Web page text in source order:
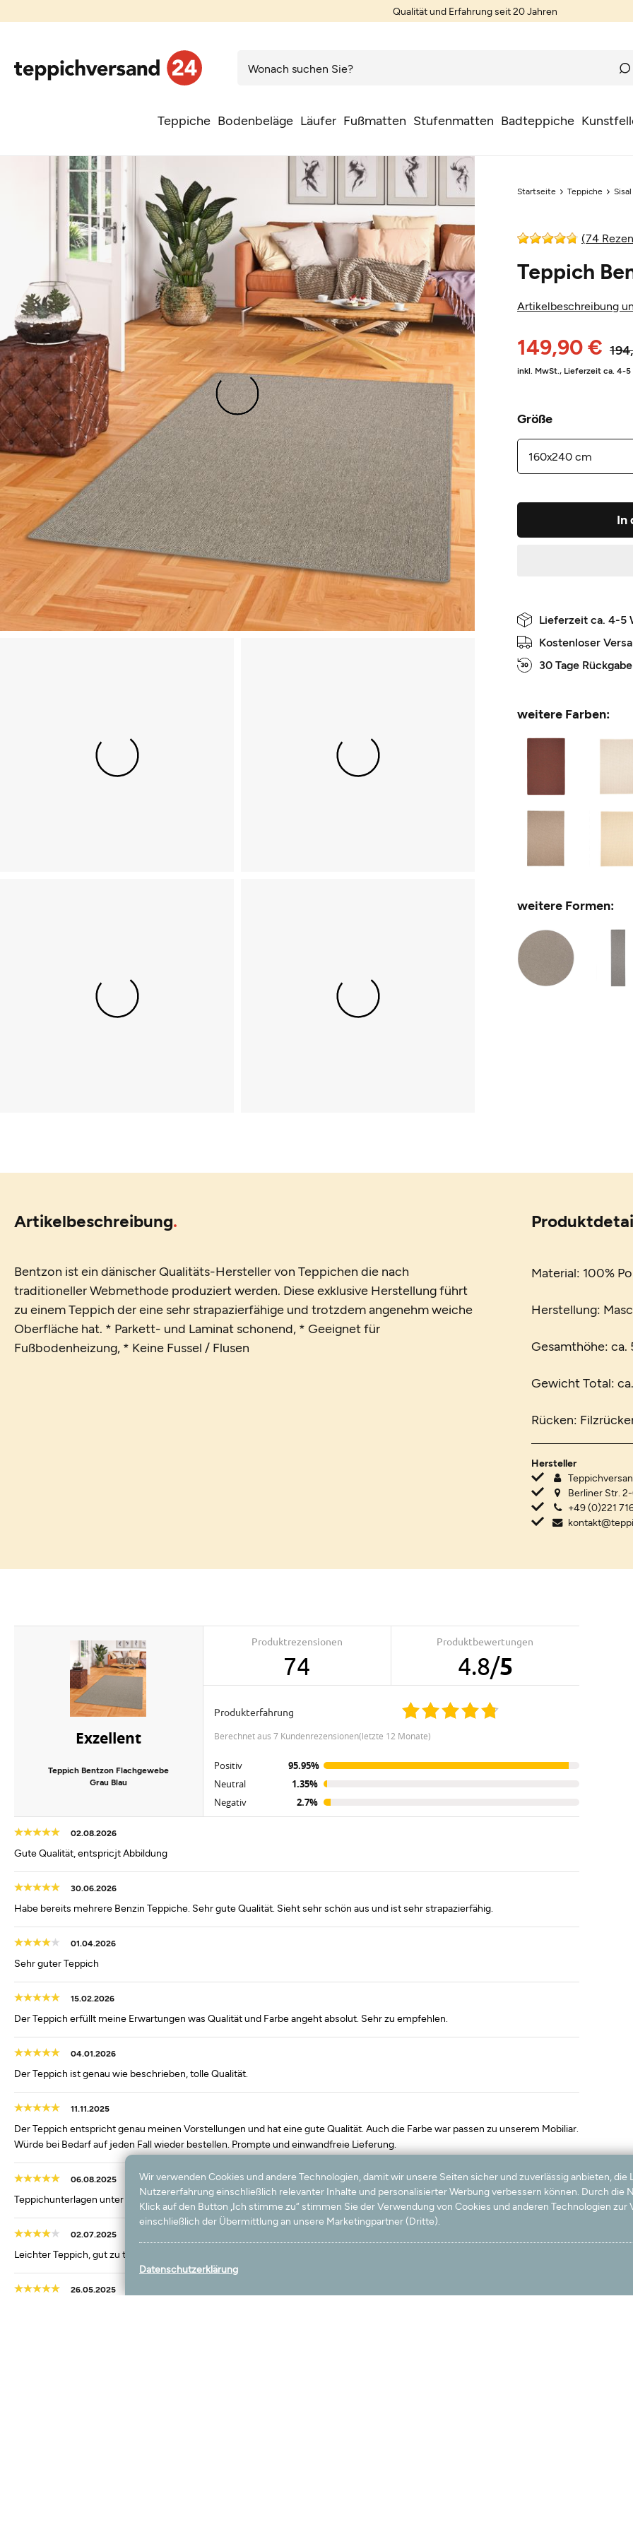
Qualität und Erfahrung seit 20 Jahren
Teppiche Bodenbeläge Läufer Fußmatten Stufenmatten Badteppiche
Startseite Teppiche
(74
Teppich
Artikelbeschreibung
149,90 €
inkl. MwSt., Lieferzeit ca. 4-5
Größe
In
Lieferzeit ca. 4-5
Kostenloser
30 Tage
weitere Farben:
weitere Formen:
Artikelbeschreibung
Bentzon ist ein dänischer Qualitäts-Hersteller von Teppichen die nach
traditioneller Webmethode produziert werden. Diese exklusive Herstellung führt
zu einem Teppich der eine sehr strapazierfähige und trotzdem angenehm weiche
Oberfläche hat. * Parkett- und Laminat schonend, * Geeignet für
Fußbodenheizung, * Keine Fussel / Flusen
Material: 100%
Herstellung:
Gesamthöhe: ca.
Gewicht Total:
Rücken:
Hersteller
Berliner Str.
+49 (0)221
Exzellent
Teppich Bentzon Flachgewebe
Grau Blau
Produktrezensionen
74
Produktbewertungen
4.8/5
Produkterfahrung
berechnet aus 7 Kundenrezensionen(letzte 12 Monate)
Positiv
95.95%
Neutral
1.35%
Negativ
2.7%
02.08.2026
Gute Qualität, entspricjt Abbildung
30.06.2026
Habe bereits mehrere Benzin Teppiche. Sehr gute Qualität. Sieht sehr schön aus und ist sehr strapazierfähig.
01.04.2026
Sehr guter Teppich
15.02.2026
Der Teppich erfüllt meine Erwartungen was Qualität und Farbe angeht absolut. Sehr zu empfehlen.
04.01.2026
Der Teppich ist genau wie beschrieben, tolle Qualität.
11.11.2025
Der Teppich entspricht genau meinen Vorstellungen und hat eine gute Qualität. Auch die Farbe war passen zu unserem Mobiliar.
Würde bei Bedarf auf jeden Fall wieder bestellen. Prompte und einwandfreie Lieferung.
06.08.2025
Teppichunterlagen unter Schreibtisch.
02.07.2025
Leichter Teppich, gut zu transportieren, um an den Standort zu gelangen.
26.05.2025
Wir verwenden Cookies und andere Technologien, damit wir unsere Seiten sicher und zuverlässig anbieten, die
Nutzererfahrung einschließlich relevanter Inhalte und personalisierter Werbung verbessern können. Durch die
Klick auf den Button „Ich stimme zu“ stimmen Sie der Verwendung von Cookies und anderen Technologien zur
einschließlich der Übermittlung an unsere Marketingpartner (Dritte).
Datenschutzerklärung